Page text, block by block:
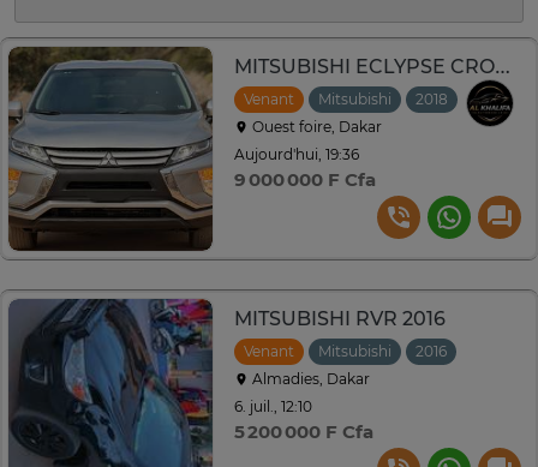
MITSUBISHI ECLYPSE CROSS AWD AWD (version 4X4) Année : 2018
Venant Mitsubishi 2018
Ouest foire, Dakar
Aujourd'hui, 19:36
9 000 000 F Cfa
MITSUBISHI RVR 2016
Venant Mitsubishi 2016
Almadies, Dakar
6. juil., 12:10
5 200 000 F Cfa